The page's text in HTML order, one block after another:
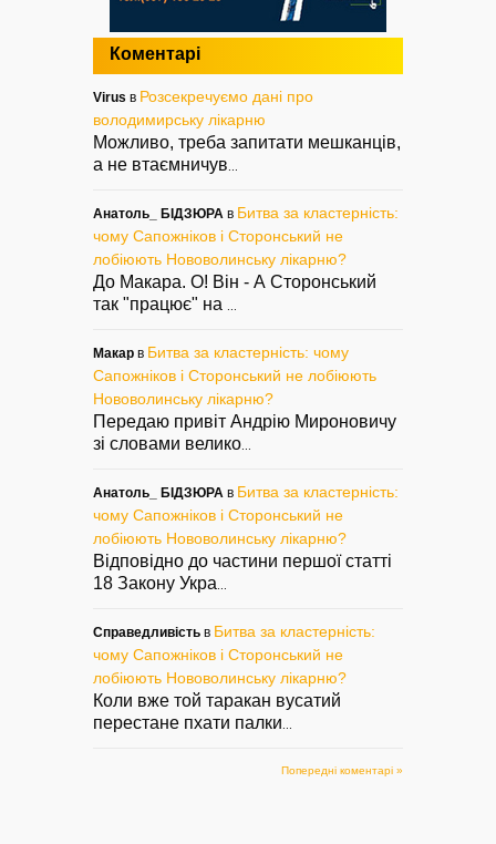
Коментарі
Virus в Розсекречуємо дані про
володимирську лікарню
Можливо, треба запитати мешканців,
а не втаємничув
Анатоль_ БІДЗЮРА в Битва за кластерність:
чому Сапожніков і Сторонський не
лобіюють Нововолинську лікарню?
До Макара. О! Він - А Сторонський
так "працює" на
Макар в Битва за кластерність: чому
Сапожніков і Сторонський не лобіюють
Нововолинську лікарню?
Передаю привіт Андрію Мироновичу
зі словами велико
Анатоль_ БІДЗЮРА в Битва за кластерність:
чому Сапожніков і Сторонський не
лобіюють Нововолинську лікарню?
Відповідно до частини першої статті
18 Закону Укра
Справедливість в Битва за кластерність:
чому Сапожніков і Сторонський не
лобіюють Нововолинську лікарню?
Коли вже той таракан вусатий
перестане пхати палки
Попередні коментарі »